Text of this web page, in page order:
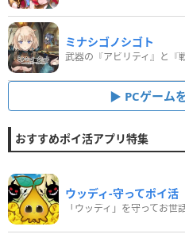
ミナシゴノシゴト
PCゲーム
おすすめポイ活アプリ特集
ウッディ‐守ってポイ活
「ウッディ」を守ってお世